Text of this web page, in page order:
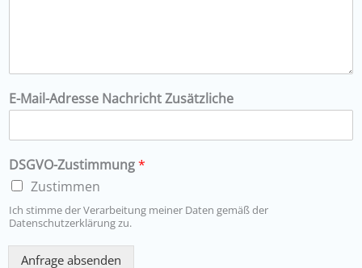
E-Mail-Adresse Nachricht Zusätzliche
DSGVO-Zustimmung*
Zustimmen
Ich stimme der Verarbeitung meiner Daten gemäß der
Datenschutzerklärung zu.
Anfrage absenden